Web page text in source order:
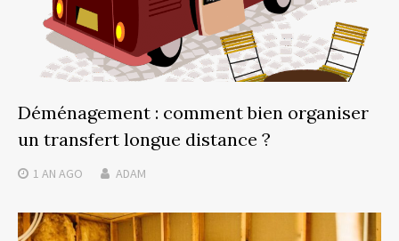
Déménagement : comment bien organiser
un transfert longue distance ?
1 AN AGO ADAM